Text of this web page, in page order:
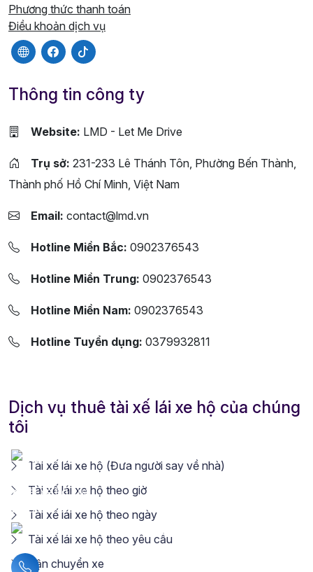
Phương thức thanh toán
Điều khoản dịch vụ
Thông tin công ty
Website: LMD - Let Me Drive
Trụ sở: 231-233 Lê Thánh Tôn, Phường Bến Thành,
Thành phố Hồ Chí Minh, Việt Nam
Email: contact@lmd.vn
Hotline Miền Bắc: 0902376543
Hotline Miền Trung: 0902376543
Hotline Miền Nam: 0902376543
Hotline Tuyển dụng: 0379932811
Dịch vụ thuê tài xế lái xe hộ của chúng
tôi
Tài xế lái xe hộ (Đưa người say về nhà)
Tài xế lái xe hộ theo giờ
Tài xế lái xe hộ theo ngày
Tài xế lái xe hộ theo yêu cầu
Vận chuyển xe
Liên hệ hotline